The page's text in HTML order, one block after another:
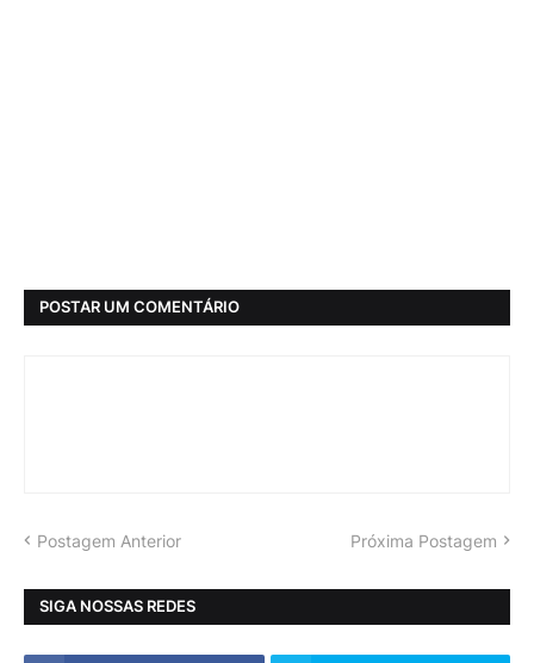
POSTAR UM COMENTÁRIO
Postagem Anterior Próxima Postagem
SIGA NOSSAS REDES